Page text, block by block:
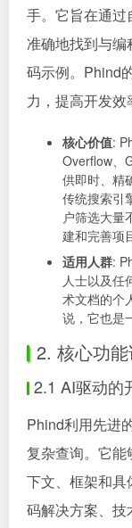
手。它旨在通过
准确地找到与
码示例。Phind
力，提高开发效
核心价值:
Overflow、
供即时、精
传统搜索引
户筛选大量
建和完善项
适用人群:
人士以及任
术文档的个
说，它也是
2. 核心功
2.1 AI驱动的
Phind利用先进
复杂查询。它
下文、框架和
码解决方案、